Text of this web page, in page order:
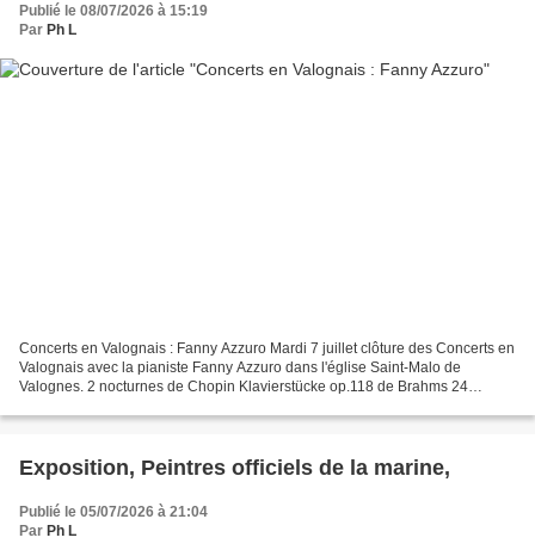
Publié le 08/07/2026 à 15:19
Par Ph L
Concerts en Valognais : Fanny Azzuro Mardi 7 juillet clôture des Concerts en
Valognais avec la pianiste Fanny Azzuro dans l'église Saint-Malo de
Valognes. 2 nocturnes de Chopin Klavierstücke op.118 de Brahms 24
Exposition, Peintres officiels de la marine,
Publié le 05/07/2026 à 21:04
Par Ph L